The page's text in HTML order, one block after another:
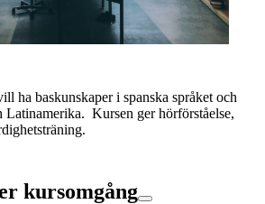
ha baskunskaper i spanska språket och
Latinamerika. Kursen ger hörförståelse,
kursomgång